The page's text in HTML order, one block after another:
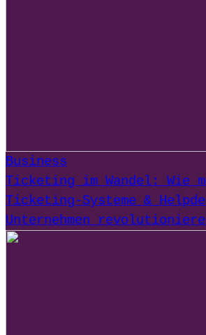
Business
Ticketing im Wandel: Wie
Ticketing-Systeme &
Unternehmen